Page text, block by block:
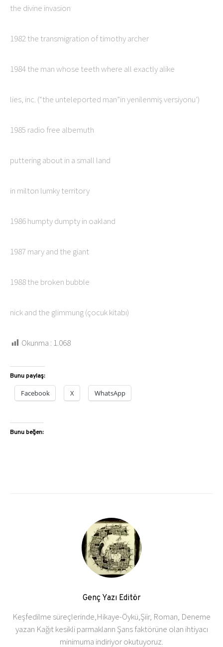
the divine invasion
1982 the transmigration of timothy archer
1984 the man whose teeth where all exactly alike
lies, inc. (“the unteleported man”in yenilenmiş versiyonu’)
1985 radio free albemuth
puttering about in a small land
in milton lumky territory
1986 humpty dumpty in oakland
1987 mary and the giant
1988 the broken bubble
nick and the glimmung (çocuk kitabı)
Okunma : 1.068
Bunu paylaş:
Facebook X WhatsApp
Bunu beğen:
Genç Yazı Editör
Keşfedilme süreçlerinde,Hikaye-Öykü,Şiir, Roman, Deneme
yazan Kağıt kesikli parmakların Şans faktörüne olan ihtiyacı
minimuma indiriyor okutuyoruz.